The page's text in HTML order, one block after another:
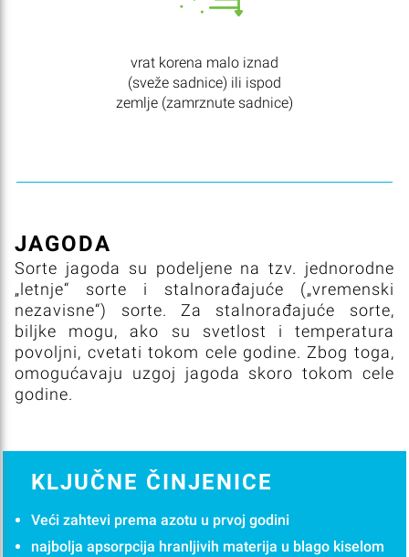
vrat korena malo iznad
(sveže sadnice) ili ispod
zemlje (zamrznute sadnice)
JAGODA
Sorte jagoda su podeljene na tzv. jednorodne
„letnje“ sorte i stalnorađajuće („vremenski
nezavisne“) sorte. Za stalnorađajuće sorte,
biljke mogu, ako su svetlost i temperatura
povoljni, cvetati tokom cele godine. Zbog toga,
omogućavaju uzgoj jagoda skoro tokom cele
godine.
KLJUČNE ČINJENICE
Veći zahtevi prema azotu u prvoj godini
najbolja apsorpcija hranljivih materija u blago kiselom